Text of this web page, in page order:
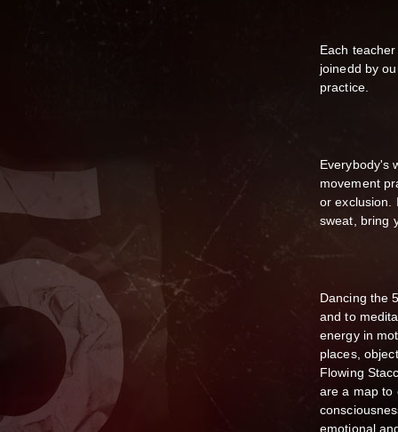
Each
joinedd by
practice.
Everybody's
movement
or exclusion.
sweat, bring
Dancing the
and to
energy in
places,
Flowing
are a map to
emotional